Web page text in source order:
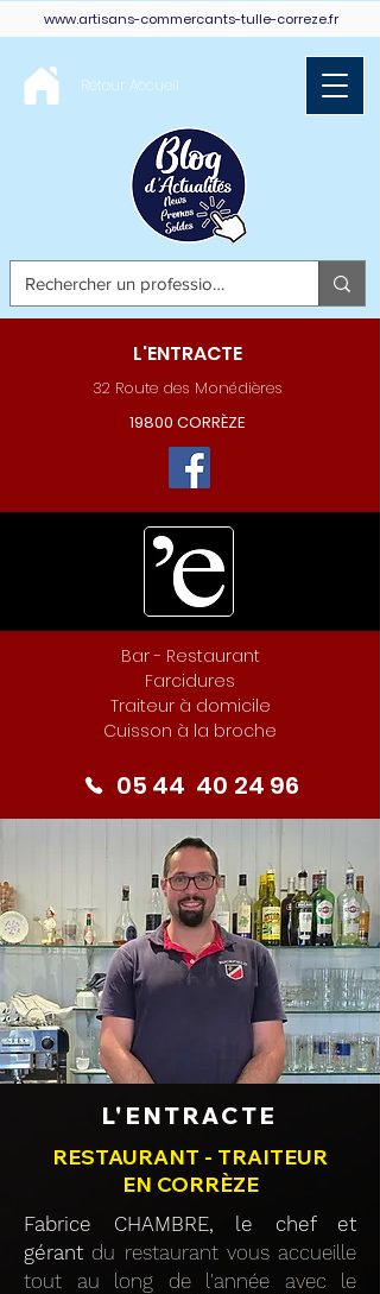
www.artisans-commercants-tulle-correze.fr
Retour Accueil
L'ENTRACTE
32 Route des Monédières
19800 CORRÈZE
Bar - Restaurant
Farcidures
Traiteur à domicile
Cuisson à la broche
05 44 40 24 96
L'ENTRACTE
RESTAURANT - TRAITEUR
EN CORRÈZE
Fabrice CHAMBRE, le chef et
gérant du restaurant vous accueille
tout au long de l'année avec le